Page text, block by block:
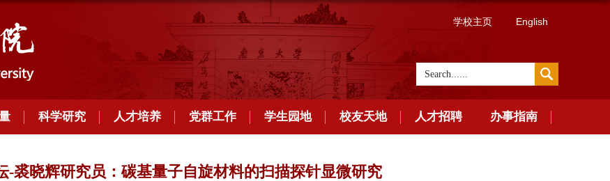
学校主页 English
科学研究 人才培养 党群工作 学生园地 校友天地 人才招聘 办事指南
-裘晓辉研究员：碳基量子自旋材料的扫描探针显微研究